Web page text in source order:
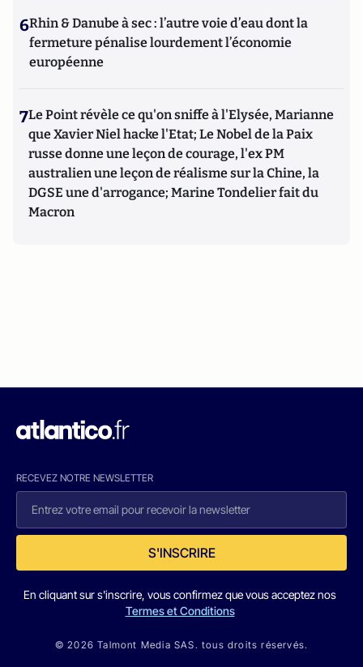
6Rhin & Danube à sec : l’autre voie d’eau dont la
fermeture pénalise lourdement l’économie
européenne
7Le Point révèle ce qu'on sniffe à l'Elysée, Marianne
que Xavier Niel hacke l'Etat; Le Nobel de la Paix
russe donne une leçon de courage, l'ex PM
australien une leçon de réalisme sur la Chine, la
DGSE une d'arrogance; Marine Tondelier fait du
Macron
RECEVEZ NOTRE NEWSLETTER
S'INSCRIRE
En cliquant sur s'inscrire, vous confirmez que vous acceptez nos
Termes et Conditions
© 2026 Talmont Media SAS. tous droits réservés.